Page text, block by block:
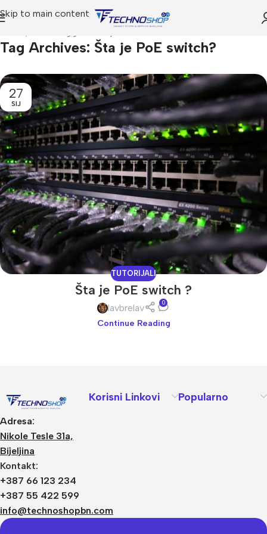
Skip to main content
Tag Archives: Šta je PoE switch?
27
SIJ
TUTORIJALI
Šta je PoE switch ?
lavbrelav 0
Continue Reading
Adresa:
Nikole Tesle 31a,
Bijeljina
Kontakt:
+387 66 123 234
+387 55 422 599
info@technoshopbn.com
Korisni Linkovi Popularno